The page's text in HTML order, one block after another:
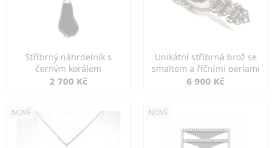
Stříbrný náhrdelník s
černým korálem
2 700 Kč
Unikátní stříbrná brož se
smaltem a říčními perlami
6 900 Kč
NOVÉ NOVÉ